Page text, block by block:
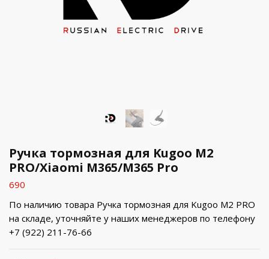
Ручка тормозная для Kugoo M2
PRO/Xiaomi M365/M365 Pro
690
По наличию товара Ручка тормозная для Kugoo M2 PRO
на складе, уточняйте у наших менеджеров по телефону
+7 (922) 211-76-66